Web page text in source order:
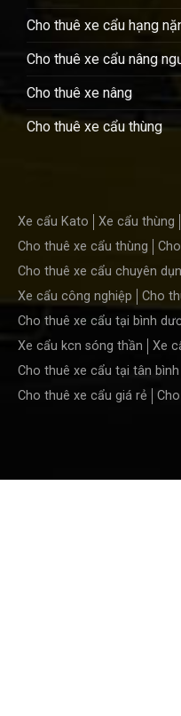
Cho thuê xe cẩu hạng
Cho thuê xe cẩu nâng
Cho thuê xe nâng
Cho thuê xe cẩu thùng
Xe cẩu Kato Xe cẩu thùng
Cho thuê xe cẩu thùng
Cho thuê xe cẩu chuyên
Xe cẩu công nghiệp
Cho
Cho thuê xe cẩu tại bình
Xe cẩu kcn sóng thần
Xe
Cho thuê xe cẩu tại tân bình
Cho thuê xe cẩu giá rẻ